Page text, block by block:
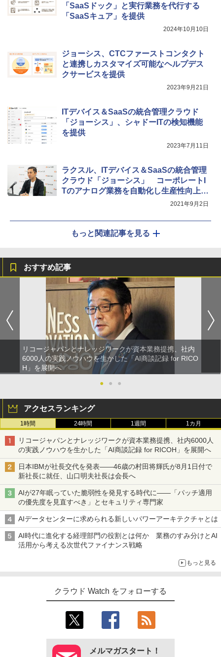
「SaaSドック」と実行業務を代行する
「SaaSキュア」を提供
2024年10月10日
ジョーシス、CTCファーストコンタクト
と連携しカスタマイズ可能なヘルプデス
クサービスを提供
2023年9月21日
ITデバイス＆SaaSの統合管理クラウド
「ジョーシス」、シャドーITの検知機能
を提供
2023年7月11日
ラクスル、ITデバイス＆SaaSの統合管理
クラウド「ジョーシス」 コーポレートI
Tのアナログ業務を自動化し生産性向上を
2021年9月2日
もっと関連記事を見る
おすすめ記事
リコージャパンとナレッジワークが資本業務提携、社内
6000人の実践ノウハウを生かした「AI商談記録 for RICO
H」を展開へ
●
● ●
アクセスランキング
1時間 24時間 1週間 1カ月
リコージャパンとナレッジワークが資本業務提携、社内6000人
の実践ノウハウを生かした「AI商談記録 for RICOH」を展開へ
日本IBMが社長交代を発表――46歳の村田将輝氏が8月1日付で
新社長に就任、山口明夫社長は会長へ
AIが27年眠っていた脆弱性を発見する時代に――「パッチ適用
の優先度を見直すべき」とセキュリティ専門家
AIデータセンターに求められる新しいパワーアーキテクチャとは
AI時代に進化する経理部門の役割とは何か 業務のすみ分けとAI
活用から考える次世代ファイナンス戦略
もっと見る
クラウド Watch をフォローする
メルマガスタート！